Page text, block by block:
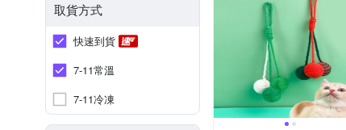
取貨方式
快速到貨
7-11常溫
7-11冷凍